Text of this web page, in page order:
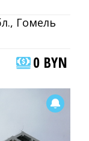
Гомель
0 BYN